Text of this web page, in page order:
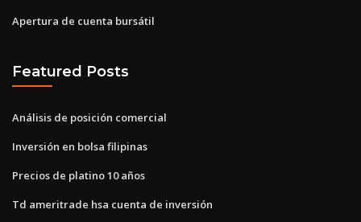
Apertura de cuenta bursátil
Featured Posts
Análisis de posición comercial
Inversión en bolsa filipinas
Precios de platino 10 años
Td ameritrade hsa cuenta de inversión